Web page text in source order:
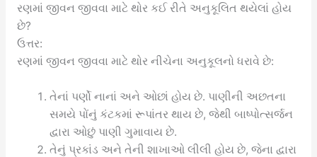
રણમાં જીવન જીવવા માટે થોર કઈ રીતે અનુકૂલિત થયેલાં હોય
છે?
ઉત્તર:
રણમાં જીવન જીવવા માટે થોર નીચેના અનુકૂલનો ધરાવે છે:
તેનાં પર્ણો નાનાં અને ઓછાં હોય છે. પાણીની અછતના
સમયે પોંનું કંટકમાં રૂપાંતર થાય છે, જેથી બાષ્પોત્સર્જન
દ્વારા ઓછું પાણી ગુમાવાય છે.
તેનું પ્રકાંડ અને તેની શાખાઓ લીલી હોય છે, જેના દ્વારા